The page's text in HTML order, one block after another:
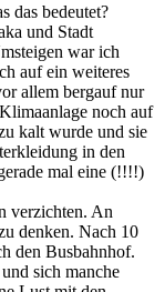
das bedeutet?
und Stadt
war ich
auf ein weiteres
allem bergauf nur
noch auf
kalt wurde und sie
in den
mal eine (!!!!)
verzichten. An
denken. Nach 10
den Busbahnhof.
sich manche